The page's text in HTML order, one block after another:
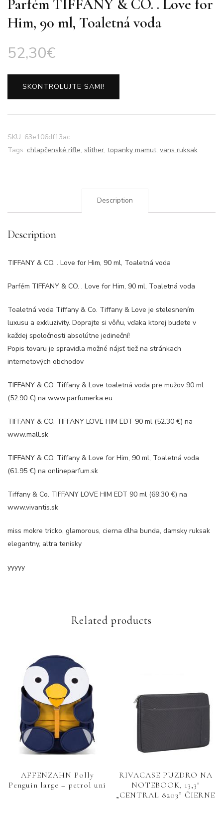
Parfém TIFFANY & CO. . Love for
Him, 90 ml, Toaletná voda
52,30€
SKONTROLUJTE SAMI!
SKU: 63e106df13ac
Tags: chlapčenské rifle, slither, topanky mamut, vans ruksak
Description
Description
TIFFANY & CO. . Love for Him, 90 ml, Toaletná voda
Parfém TIFFANY & CO. . Love for Him, 90 ml, Toaletná voda
Toaletná voda Tiffany & Co. Tiffany & Love je stelesnením
luxusu a exkluzivity. Doprajte si vôňu, vďaka ktorej budete v
každej spoločnosti absolútne jedineční!
Popis tovaru je spravidla možné nájsť tiež na stránkach
internetových obchodov
TIFFANY & CO. Tiffany & Love toaletná voda pre mužov 90 ml
(52.90 €) na www.parfumerka.eu
TIFFANY & CO. TIFFANY LOVE HIM EDT 90 ml (52.30 €) na
www.mall.sk
TIFFANY & CO. Tiffany & Love for Him, 90 ml, Toaletná voda
(61.95 €) na onlineparfum.sk
Tiffany & Co. TIFFANY LOVE HIM EDT 90 ml (69.30 €) na
www.vivantis.sk
miss mokre tricko, glamorous, cierna dlha bunda, damsky ruksak
elegantny, altra tenisky
yyyyy
Related products
AFFENZAHN Polly
Penguin large – petrol uni
RIVACASE PUZDRO NA
NOTEBOOK, 13,3″
„CENTRAL 8203” ČIERNE